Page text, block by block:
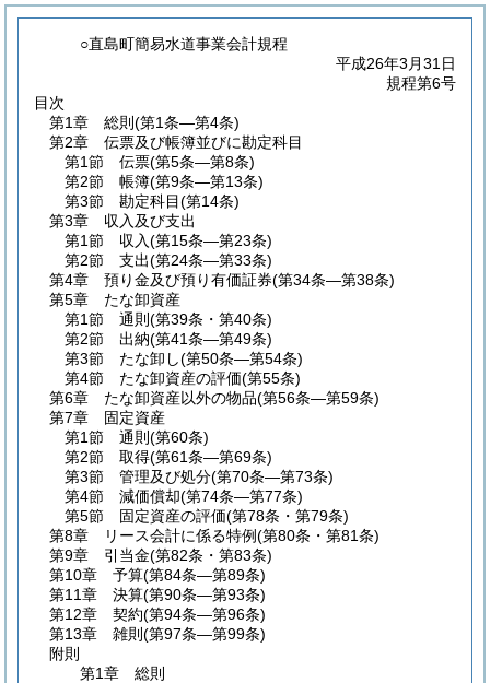
○直島町簡易水道事業会計規程
平成26年3月31日
規程第6号
目次
第1章
総則 (第1条―第4条)
第2章
伝票及び帳簿並びに勘定科目
第1節
伝票(第5条―第8条)
第2節
帳簿(第9条―第13条)
第3節
勘定科目(第14条)
第3章
収入及び支出
第1節
収入(第15条―第23条)
第2節
支出(第24条―第33条)
第4章
預り金及び預り有価証券(第34条―第38条)
第5章
たな卸資産
第1節
通則 (第39条・第40条)
第2節
出納(第41条―第49条)
第3節
たな卸し(第50条―第54条)
第4節
たな卸資産の評価(第55条)
第6章
たな卸資産以外の物品(第56条―第59条)
第7章
固定資産
第1節
通則 (第60条)
第2節
取得(第61条―第69条)
第3節
管理及び処分(第70条―第73条)
第4節
減価償却(第74条―第77条)
第5節
固定資産の評価(第78条・第79条)
第8章
リース会計に係る特例(第80条・第81条)
第9章
引当金(第82条・第83条)
第10章
予算(第84条―第89条)
第11章
決算(第90条―第93条)
第12章
契約(第94条―第96条)
第13章
雑則 (第97条―第99条)
附則
第1章
総則